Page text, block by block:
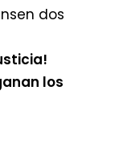
dos
los